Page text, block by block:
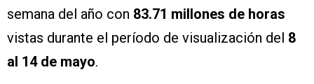
semana del año con 83.71 millones de horas
vistas durante el período de visualización del 8
al 14 de mayo.